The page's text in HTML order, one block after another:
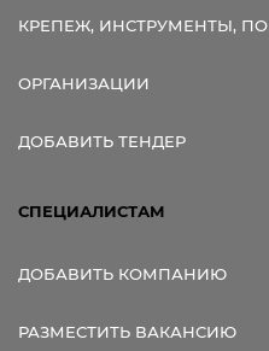
КРЕПЕЖ, ИНСТРУМЕНТЫ, ПО
ОРГАНИЗАЦИИ
ДОБАВИТЬ ТЕНДЕР
СПЕЦИАЛИСТАМ
ДОБАВИТЬ КОМПАНИЮ
РАЗМЕСТИТЬ ВАКАНСИЮ